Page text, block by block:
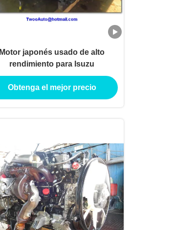
Motor japonés usado de alto
rendimiento para Isuzu
Obtenga el mejor precio